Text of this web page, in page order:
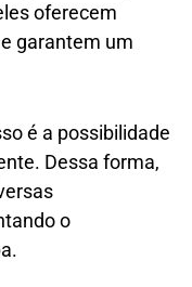
oferecem
garantem um
é a possibilidade
Dessa forma,
o